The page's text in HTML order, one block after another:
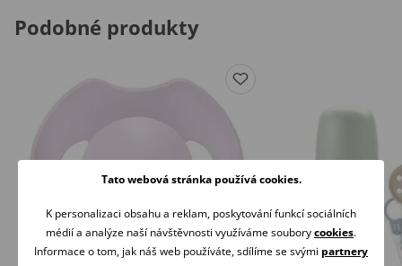
Podobné produkty
Tato webová stránka používá cookies.
K personalizaci obsahu a reklam, poskytování funkcí sociálních
médií a analýze naší návštěvnosti využíváme souborycookies.
Informace o tom, jak náš web používáte, sdílíme se svými partnery